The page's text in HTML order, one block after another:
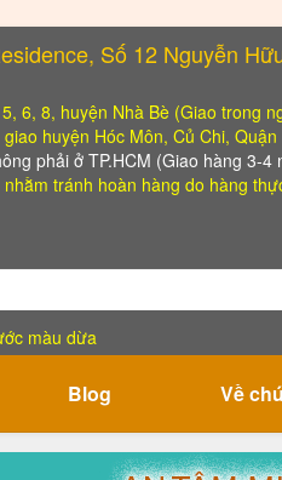
Số 12 Nguyễn
6, 8, huyện Nhà Bè (Giao trong
giao huyện Hóc Môn, Củ Chi,
phải ở TP.HCM (Giao hàng 3-4
nhằm tránh hoàn hàng do hàng
màu dừa
Blog Về